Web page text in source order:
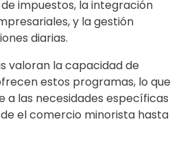
impuestos, la integración
y la gestión
diarias.
valoran la capacidad de
estos programas, lo que
a las necesidades específicas
el comercio minorista hasta